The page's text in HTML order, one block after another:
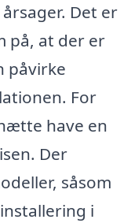
Det er
på, at der er
påvirke
For
have en
Der
såsom
i